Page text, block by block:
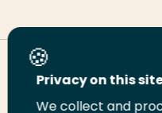
Deel deze pagina
Privacy on this
We collect and